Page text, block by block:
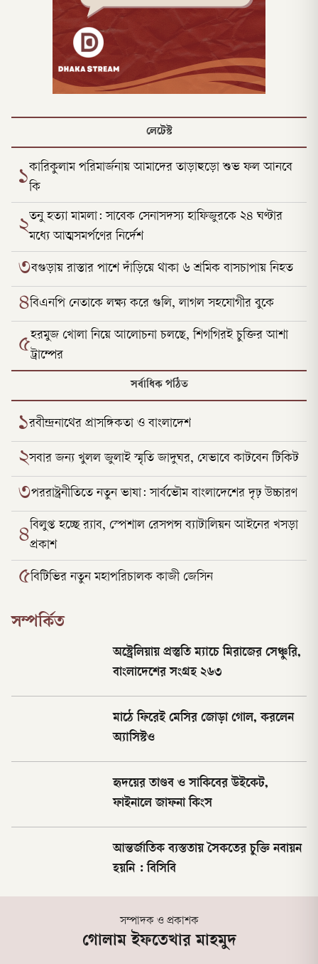
লেটেস্ট
১কারিকুলাম পরিমার্জনায় আমাদের তাড়াহুড়ো শুভ ফল আনবে
কি
২তনু হত্যা মামলা: সাবেক সেনাসদস্য হাফিজুরকে ২৪ ঘণ্টার
মধ্যে আত্মসমর্পণের নির্দেশ
৩বগুড়ায় রাস্তার পাশে দাঁড়িয়ে থাকা ৬ শ্রমিক বাসচাপায় নিহত
৪বিএনপি নেতাকে লক্ষ্য করে গুলি, লাগল সহযোগীর বুকে
৫হরমুজ খোলা নিয়ে আলোচনা চলছে, শিগগিরই চুক্তির আশা
ট্রাম্পের
সর্বাধিক পঠিত
১রবীন্দ্রনাথের প্রাসঙ্গিকতা ও বাংলাদেশ
২সবার জন্য খুলল জুলাই স্মৃতি জাদুঘর, যেভাবে কাটবেন টিকিট
৩পররাষ্ট্রনীতিতে নতুন ভাষা: সার্বভৌম বাংলাদেশের দৃঢ় উচ্চারণ
৪বিলুপ্ত হচ্ছে র‍্যাব, স্পেশাল রেসপন্স ব্যাটালিয়ন আইনের খসড়া
প্রকাশ
৫বিটিভির নতুন মহাপরিচালক কাজী জেসিন
সম্পর্কিত
অস্ট্রেলিয়ায় প্রস্তুতি ম্যাচে মিরাজের সেঞ্চুরি,
বাংলাদেশের সংগ্রহ ২৬৩
মাঠে ফিরেই মেসির জোড়া গোল, করলেন
অ্যাসিস্টও
হৃদয়ের তাণ্ডব ও সাকিবের উইকেট,
ফাইনালে জাফনা কিংস
আন্তর্জাতিক ব্যস্ততায় সৈকতের চুক্তি নবায়ন
হয়নি : বিসিবি
সম্পাদক ও প্রকাশক
গোলাম ইফতেখার মাহমুদ